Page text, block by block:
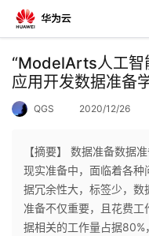
返
回
个
人
我
“ModelArts人工智
应用开发数据准备
QGS 2020/12/26
【摘要】 数据准备数据
现实准备中，面临着各
据冗余性大，标签少，
准备不仅重要，且花费
据相关的工作量占据